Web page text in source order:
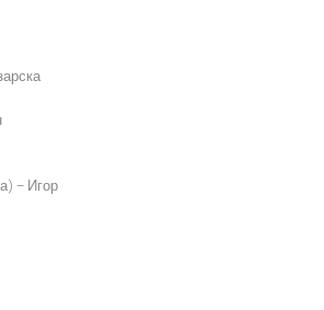
– Игор